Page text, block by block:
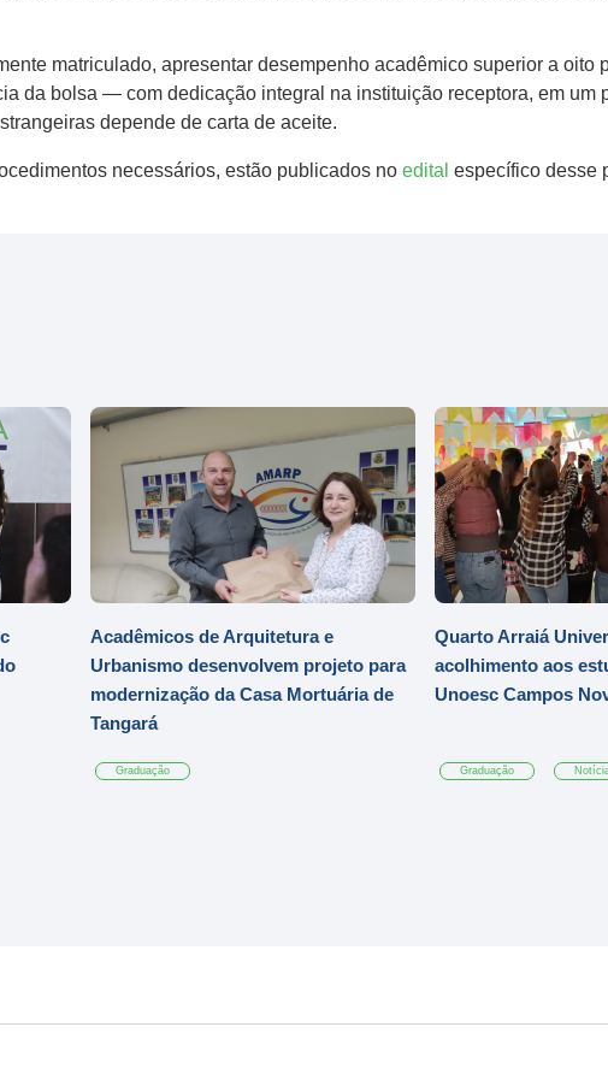
matriculado, apresentar desempenho acadêmico superior a oito
da bolsa — com dedicação integral na instituição receptora, em um
depende de carta de aceite.
necessários, estão publicados no edital específico desse
Acadêmicos de Arquitetura e
Urbanismo desenvolvem projeto para
modernização da Casa Mortuária de
Tangará
Graduação
Quarto Arraiá
acolhimento aos
Unoesc Campos
Graduação